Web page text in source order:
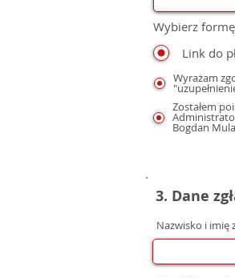
Wybierz
Link do
Wyrażam
Zostałem
Bogdan
3. Dane
Nazwisko i imię